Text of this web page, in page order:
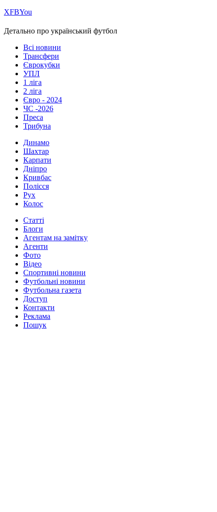
ХFBYou
Детально про український футбол
Всі новини
Трансфери
Єврокубки
УПЛ
1 ліга
2 ліга
Євро - 2024
ЧС -2026
Преса
Трибуна
Динамо
Шахтар
Карпати
Дніпро
Кривбас
Полісся
Рух
Колос
Статті
Блоги
Агентам на замітку
Агенти
Фото
Відео
Спортивні новини
Футбольні новини
Футбольна газета
Доступ
Контакти
Реклама
Пошук